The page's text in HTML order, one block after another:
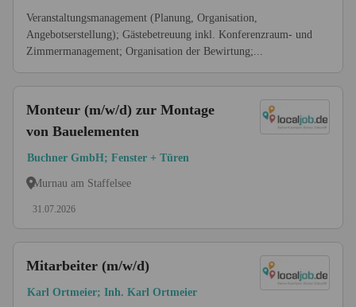
Veranstaltungsmanagement (Planung, Organisation,
Angebotserstellung); Gästebetreuung inkl. Konferenzraum- und
Zimmermanagement; Organisation der Bewirtung;...
Monteur (m/w/d) zur Montage
von Bauelementen
Buchner GmbH; Fenster + Türen
Murnau am Staffelsee
31.07.2026
Mitarbeiter (m/w/d)
Karl Ortmeier; Inh. Karl Ortmeier